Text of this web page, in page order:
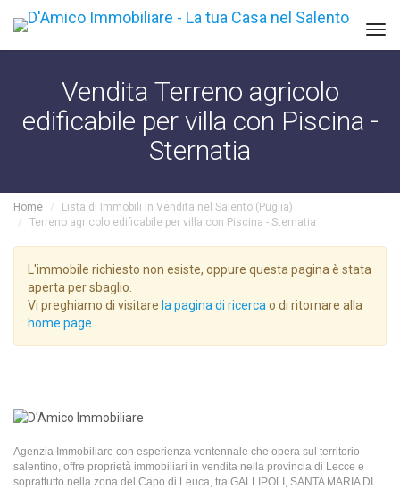
Vendita Terreno agricolo
edificabile per villa con Piscina -
Sternatia
Home
Lista di Immobili in Vendita nel Salento (Puglia)
Terreno agricolo edificabile per villa con Piscina - Sternatia
L'immobile richiesto non esiste, oppure questa pagina è stata
aperta per sbaglio.
Vi preghiamo di visitare la pagina di ricerca o di ritornare alla
home page
Agenzia Immobiliare con esperienza ventennale che opera sul territorio
salentino, offre proprietà immobiliari in vendita nella provincia di Lecce e
soprattutto nella zona del Capo di Leuca, tra GALLIPOLI, SANTA MARIA DI